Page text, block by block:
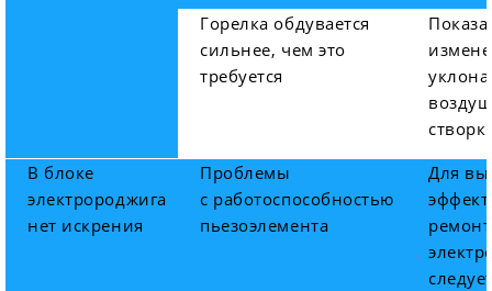
Горелка обдувается
сильнее, чем это
требуется
уклона
В блоке
электророджига
нет искрения
Проблемы
с работоспособностью
пьезоэлемента
Для